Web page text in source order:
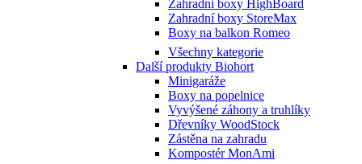
Zahradní boxy HighBoard
Zahradní boxy StoreMax
Boxy na balkon Romeo
Všechny kategorie
Další produkty Biohort
Minigaráže
Boxy na popelnice
Vyvýšené záhony a truhlíky
Dřevníky WoodStock
Zástěna na zahradu
Kompostér MonAmi